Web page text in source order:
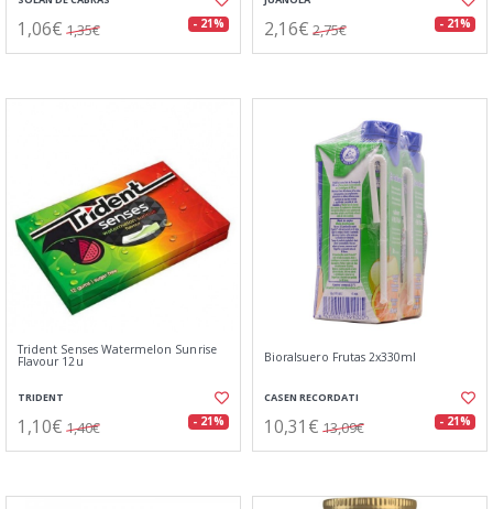
1,06€ 1,35€ - 21% 2,16€ 2,75€ - 21%
Trident Senses Watermelon Sunrise
Flavour 12u
TRIDENT
1,10€ 1,40€ - 21%
Bioralsuero Frutas 2x330ml
CASEN RECORDATI
10,31€ 13,09€ - 21%